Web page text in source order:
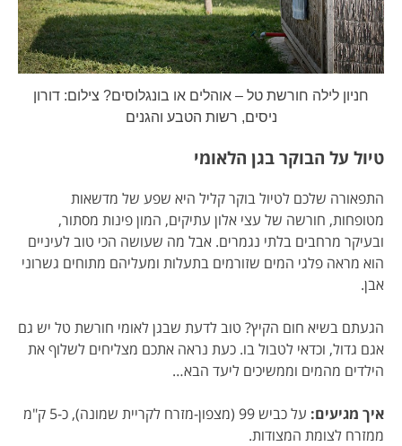
חניון לילה חורשת טל – אוהלים או בונגלוסים? צילום: דורון
ניסים, רשות הטבע והגנים
טיול על הבוקר בגן הלאומי
התפאורה שלכם לטיול בוקר קליל היא שפע של מדשאות
מטופחות, חורשה של עצי אלון עתיקים, המון פינות מסתור,
ובעיקר מרחבים בלתי נגמרים. אבל מה שעושה הכי טוב לעיניים
הוא מראה פלגי המים שזורמים בתעלות ומעליהם מתוחים גשרוני
אבן.
הגעתם בשיא חום הקיץ? טוב לדעת שבגן לאומי חורשת טל יש גם
אגם גדול, וכדאי לטבול בו. כעת נראה אתכם מצליחים לשלוף את
הילדים מהמים וממשיכים ליעד הבא…
איך מגיעים:
על כביש 99 (מצפון-מזרח לקריית שמונה), כ-5 ק"מ
ממזרח לצומת המצודות.